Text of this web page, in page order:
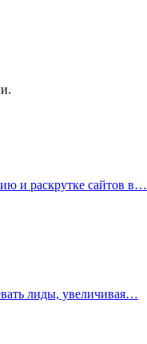
и раскрутке сайтов в…
лиды, увеличивая…